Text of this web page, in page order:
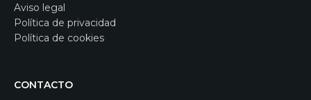
Aviso legal
Política de privacidad
Política de cookies
CONTACTO